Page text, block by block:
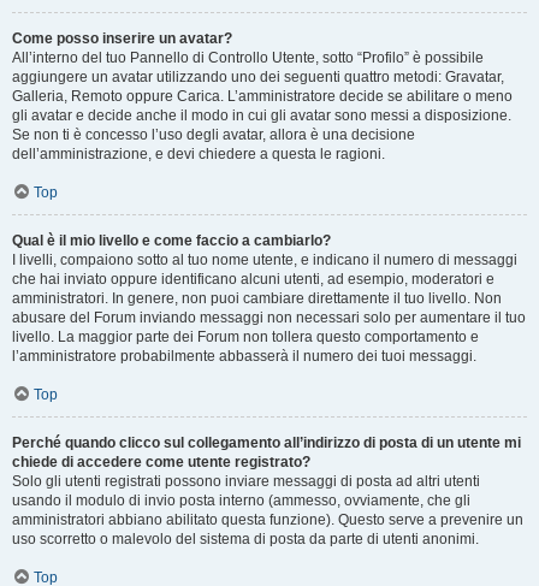
Come posso inserire un avatar?
All’interno del tuo Pannello di Controllo Utente, sotto “Profilo” è possibile
aggiungere un avatar utilizzando uno dei seguenti quattro metodi: Gravatar,
Galleria, Remoto oppure Carica. L’amministratore decide se abilitare o meno
gli avatar e decide anche il modo in cui gli avatar sono messi a disposizione.
Se non ti è concesso l’uso degli avatar, allora è una decisione
dell’amministrazione, e devi chiedere a questa le ragioni.
Top
Qual è il mio livello e come faccio a cambiarlo?
I livelli, compaiono sotto al tuo nome utente, e indicano il numero di messaggi
che hai inviato oppure identificano alcuni utenti, ad esempio, moderatori e
amministratori. In genere, non puoi cambiare direttamente il tuo livello. Non
abusare del Forum inviando messaggi non necessari solo per aumentare il tuo
livello. La maggior parte dei Forum non tollera questo comportamento e
l’amministratore probabilmente abbasserà il numero dei tuoi messaggi.
Top
Perché quando clicco sul collegamento all’indirizzo di posta di un utente mi
chiede di accedere come utente registrato?
Solo gli utenti registrati possono inviare messaggi di posta ad altri utenti
usando il modulo di invio posta interno (ammesso, ovviamente, che gli
amministratori abbiano abilitato questa funzione). Questo serve a prevenire un
uso scorretto o malevolo del sistema di posta da parte di utenti anonimi.
Top